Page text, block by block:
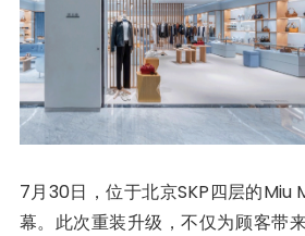
7月30日，位于北京SKP四层的Miu
幕。此次重装升级，不仅为顾客带